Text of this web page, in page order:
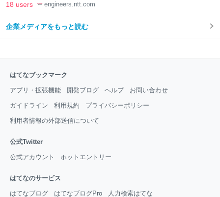
18 users engineers.ntt.com
企業メディアをもっと読む
はてなブックマーク
アプリ・拡張機能 開発ブログ ヘルプ お問い合わせ
ガイドライン 利用規約 プライバシーポリシー
利用者情報の外部送信について
公式Twitter
公式アカウント ホットエントリー
はてなのサービス
はてなブログ はてなブログPro 人力検索はてな